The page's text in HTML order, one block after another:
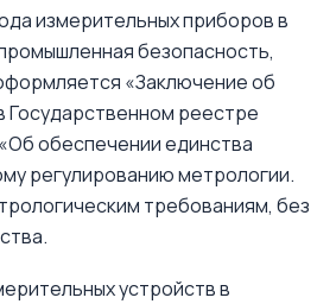
измерительных приборов в
безопасность,
«Заключение об
Государственном реестре
обеспечении единства
регулированию метрологии.
требованиям, без
устройств в